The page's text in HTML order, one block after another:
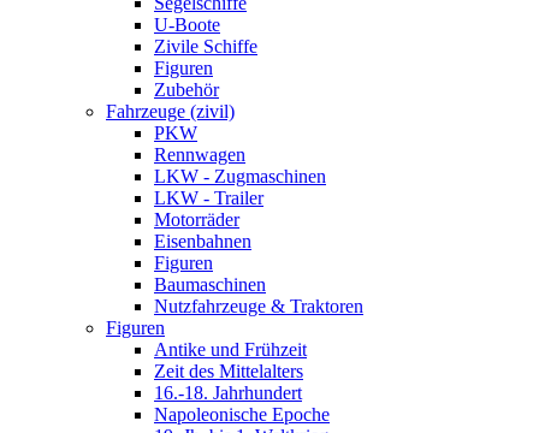
U-Boote
Zivile Schiffe
Figuren
Zubehör
Fahrzeuge (zivil)
PKW
Rennwagen
LKW - Zugmaschinen
LKW - Trailer
Motorräder
Eisenbahnen
Figuren
Baumaschinen
Nutzfahrzeuge & Traktoren
Figuren
Antike und Frühzeit
Zeit des Mittelalters
16.-18. Jahrhundert
Napoleonische Epoche